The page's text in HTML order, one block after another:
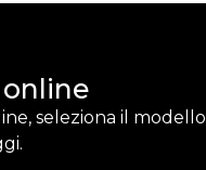
seleziona il modello